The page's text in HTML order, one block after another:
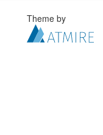
Theme by